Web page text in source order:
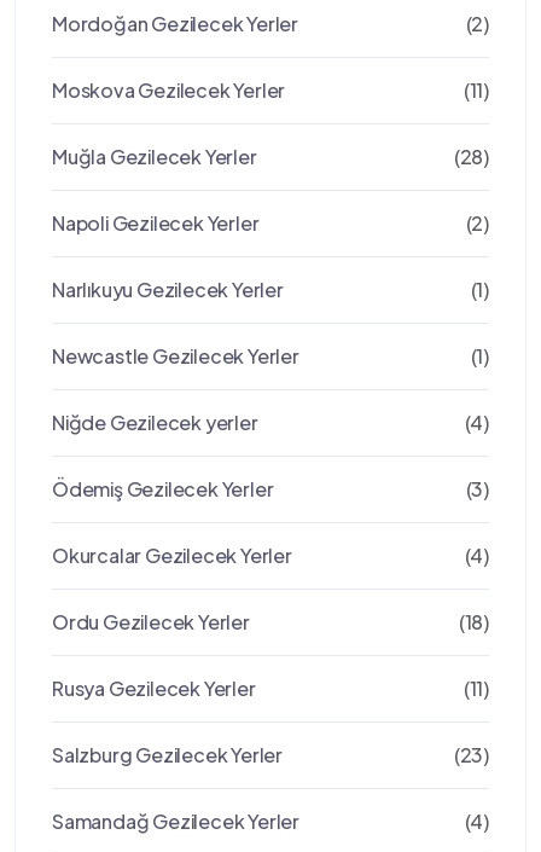
Mordoğan Gezilecek Yerler (2)
Moskova Gezilecek Yerler (11)
Muğla Gezilecek Yerler (28)
Napoli Gezilecek Yerler (2)
Narlıkuyu Gezilecek Yerler (1)
Newcastle Gezilecek Yerler (1)
Niğde Gezilecek yerler (4)
Ödemiş Gezilecek Yerler (3)
Okurcalar Gezilecek Yerler (4)
Ordu Gezilecek Yerler (18)
Rusya Gezilecek Yerler (11)
Salzburg Gezilecek Yerler (23)
Samandağ Gezilecek Yerler (4)